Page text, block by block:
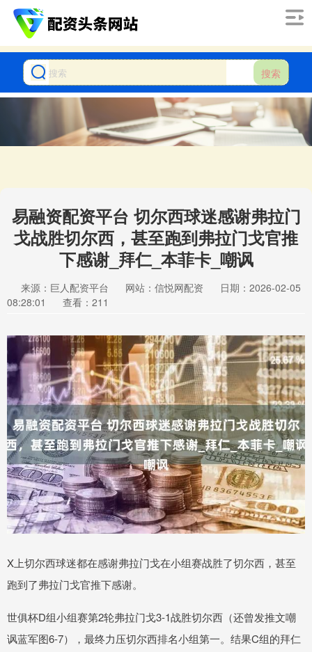
搜索
易融资配资平台 切尔西球迷感谢弗拉门
戈战胜切尔西，甚至跑到弗拉门戈官推
下感谢_拜仁_本菲卡_嘲讽
来源：巨人配资平台 网站：信悦网配资
日期：2026-02-05
08:28:01
查看：211
X上切尔西球迷都在感谢弗拉门戈在小组赛战胜了切尔西，甚至
跑到了弗拉门戈官推下感谢。
世俱杯D组小组赛第2轮弗拉门戈3-1战胜切尔西（还曾发推文嘲
讽蓝军图6-7），最终力压切尔西排名小组第一。结果C组的拜仁